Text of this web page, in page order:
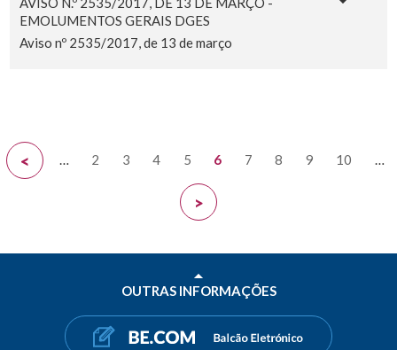
EMOLUMENTOS GERAIS DGES
Aviso nº 2535/2017, de 13 de março
< 2 3 4 5 6 7 8 9 10
>
OUTRAS INFORMAÇÕES